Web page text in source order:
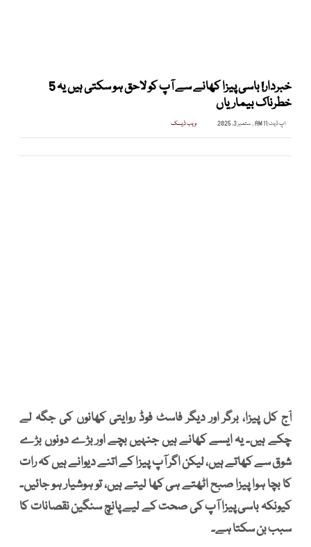
خبردار! باسی پیزا کھانے سے آپ کو لاحق ہو سکتی ہیں یہ 5
خطرناک بیماریاں
اپ ڈیٹ:11 AM , ستمبر 3, 2025 ویب ڈیسک
آج کل پیزا، برگر اور دیگر فاسٹ فوڈ روایتی کھانوں کی جگہ لے
چکے ہیں۔ یہ ایسے کھانے ہیں جنہیں بچے اور بڑے دونوں بڑے
شوق سے کھاتے ہیں، لیکن اگر آپ پیزا کے اتنے دیوانے ہیں کہ رات
کا بچا ہوا پیزا صبح اٹھتے ہی کھا لیتے ہیں، تو ہوشیار ہو جائیں۔
کیونکہ باسی پیزا آپ کی صحت کے لیے پانچ سنگین نقصانات کا
سبب بن سکتا ہے۔